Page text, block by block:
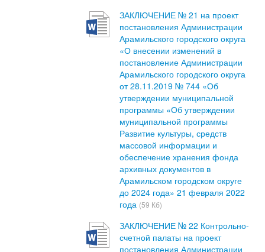
ЗАКЛЮЧЕНИЕ № 21 на проект
постановления Администрации
Арамильского городского округа
«О внесении изменений в
постановление Администрации
Арамильского городского округа
от 28.11.2019 № 744 «Об
утверждении муниципальной
программы «Об утверждении
муниципальной программы
Развитие культуры, средств
массовой информации и
обеспечение хранения фонда
архивных документов в
Арамильском городском округе
до 2024 года» 21 февраля 2022
года (59 Кб)
ЗАКЛЮЧЕНИЕ № 22 Контрольно-
счетной палаты на проект
постановления Администрации